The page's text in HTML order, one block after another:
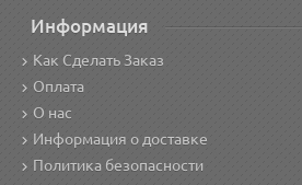
Информация
Как Сделать Заказ
Оплата
О нас
Информация о доставке
Политика безопасности